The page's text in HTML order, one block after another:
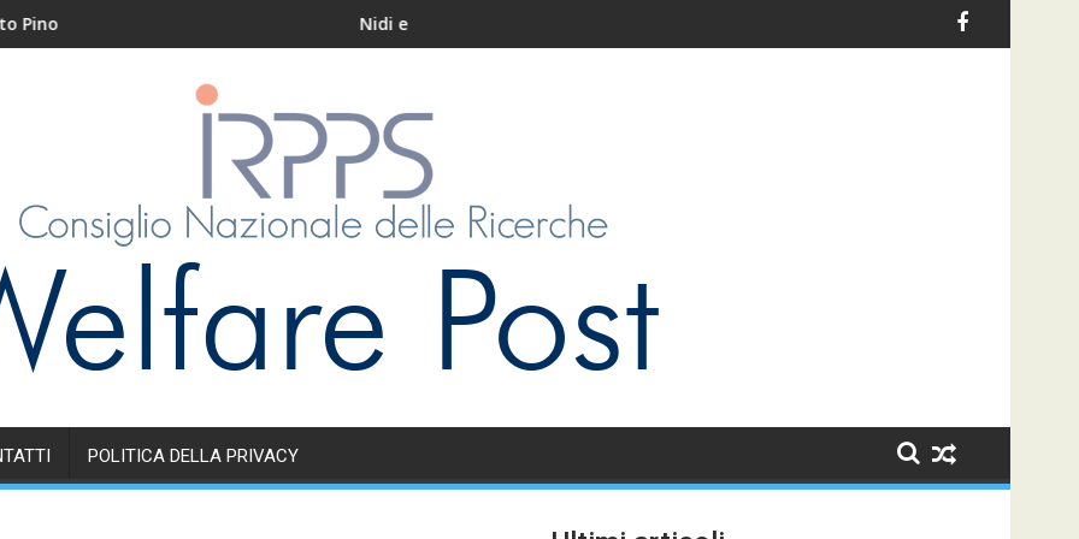
Nidi e servizi educativi per l’infanzia in Italia: un’opportunità di sviluppo per i bambini e
Le sfide dell’antiziganismo
POLITICA DELLA PRIVACY